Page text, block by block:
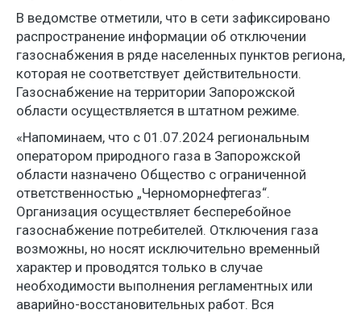
В ведомстве отметили, что в сети зафиксировано
распространение информации об отключении
газоснабжения в ряде населенных пунктов региона,
которая не соответствует действительности.
Газоснабжение на территории Запорожской
области осуществляется в штатном режиме.
«Напоминаем, что с 01.07.2024 региональным
оператором природного газа в Запорожской
области назначено Общество с ограниченной
ответственностью „Черноморнефтегаз“.
Организация осуществляет бесперебойное
газоснабжение потребителей. Отключения газа
возможны, но носят исключительно временный
характер и проводятся только в случае
необходимости выполнения регламентных или
аварийно-восстановительных работ. Вся